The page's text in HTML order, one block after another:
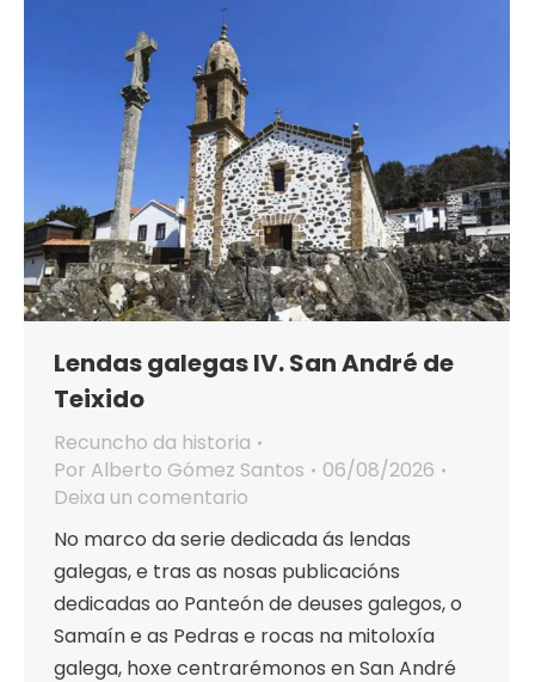
Lendas galegas IV. San André de
Teixido
Recuncho da historia
Por Alberto Gómez Santos
06/08/2026
Deixa un comentario
No marco da serie dedicada ás lendas
galegas, e tras as nosas publicacións
dedicadas ao Panteón de deuses galegos, o
Samaín e as Pedras e rocas na mitoloxía
galega, hoxe centrarémonos en San André